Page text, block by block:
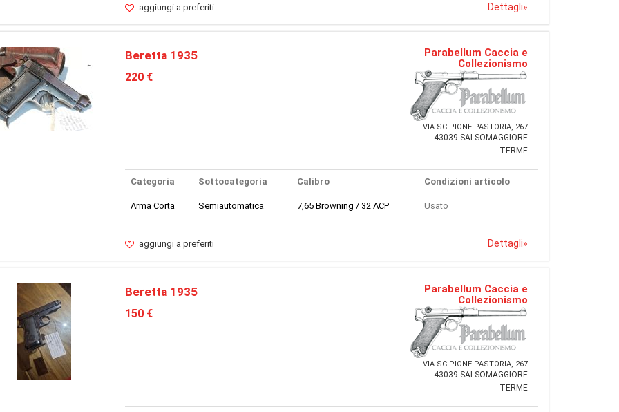
aggiungi a preferiti Dettagli»
Beretta 1935
220 €
Parabellum Caccia e
Collezionismo
VIA SCIPIONE PASTORIA, 267
43039 SALSOMAGGIORE
TERME
Categoria Sottocategoria Calibro Condizioni articolo
Arma Corta Semiautomatica 7,65 Browning / 32 ACP Usato
aggiungi a preferiti Dettagli»
Beretta 1935
150 €
Parabellum Caccia e
Collezionismo
VIA SCIPIONE PASTORIA, 267
43039 SALSOMAGGIORE
TERME